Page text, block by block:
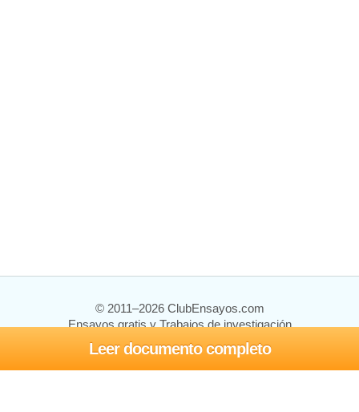
Leer documento completo
© 2011–2026 ClubEnsayos.com
Ensayos gratis y Trabajos de investigación